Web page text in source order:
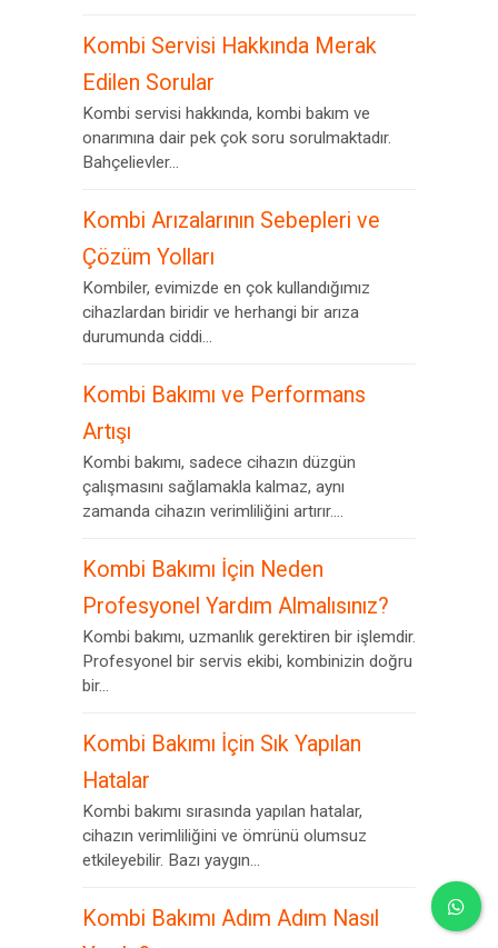
Kombi Servisi Hakkında Merak
Edilen Sorular
Kombi servisi hakkında, kombi bakım ve
onarımına dair pek çok soru sorulmaktadır.
Bahçelievler...
Kombi Arızalarının Sebepleri ve
Çözüm Yolları
Kombiler, evimizde en çok kullandığımız
cihazlardan biridir ve herhangi bir arıza
durumunda ciddi...
Kombi Bakımı ve Performans
Artışı
Kombi bakımı, sadece cihazın düzgün
çalışmasını sağlamakla kalmaz, aynı
zamanda cihazın verimliliğini artırır....
Kombi Bakımı İçin Neden
Profesyonel Yardım Almalısınız?
Kombi bakımı, uzmanlık gerektiren bir işlemdir.
Profesyonel bir servis ekibi, kombinizin doğru
bir...
Kombi Bakımı İçin Sık Yapılan
Hatalar
Kombi bakımı sırasında yapılan hatalar,
cihazın verimliliğini ve ömrünü olumsuz
etkileyebilir. Bazı yaygın...
Kombi Bakımı Adım Adım Nasıl